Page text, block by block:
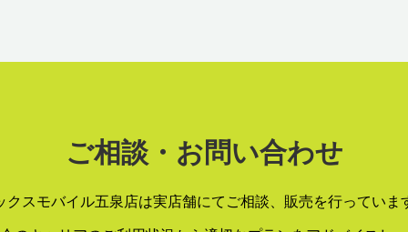
ご相談・お問い合わせ
クスモバイル五泉店は実店舗にてご相談、販売を行っていま